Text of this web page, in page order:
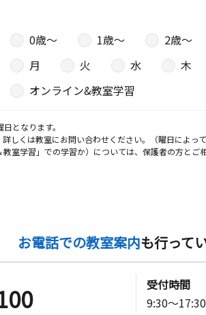
0歳〜 1歳〜 2歳〜
月 火 水 木
オンライン&教室学習
となります。
しくは教室にお問い合わせください。（曜日によっ
室学習」での学習か）については、保護者の方とご
お電話での教室案内も行って
受付時間
9:30～